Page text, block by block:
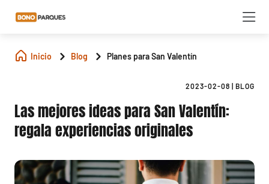
Inicio Blog Planes para San Valentín
2023-02-08 BLOG
Las mejores ideas para San Valentín:
regala experiencias originales